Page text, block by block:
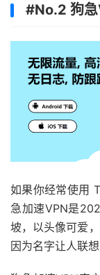
#No.2 狗
如果你经常使用
急加速VPN是
坡，以头像可爱
因为名字让人联